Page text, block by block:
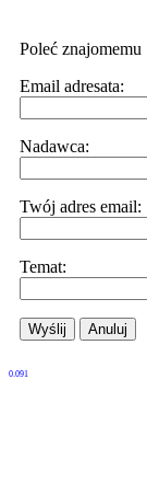
Poleć znajomemu
Email adresata:
Nadawca:
Twój adres email:
Temat:
Wyślij Anuluj
0.091